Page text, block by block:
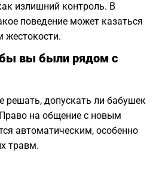
излишний контроль. В
поведение может казаться
жестокости.
вы были рядом с
решать, допускать ли бабушек
на общение с новым
автоматическим, особенно
травм.